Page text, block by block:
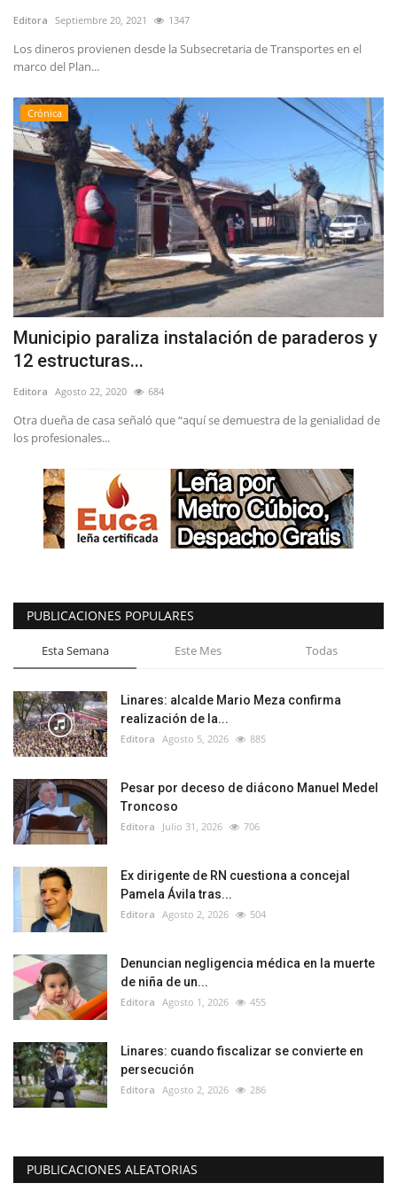
Editora Septiembre 20, 2021 1347
Los dineros provienen desde la Subsecretaria de Transportes en el
marco del Plan...
Crónica
Municipio paraliza instalación de paraderos y
12 estructuras...
Editora Agosto 22, 2020 684
Otra dueña de casa señaló que “aquí se demuestra de la genialidad de
los profesionales...
PUBLICACIONES POPULARES
Esta Semana Este Mes Todas
Linares: alcalde Mario Meza confirma
realización de la...
Editora Agosto 5, 2026 885
Pesar por deceso de diácono Manuel Medel
Troncoso
Editora Julio 31, 2026 706
Ex dirigente de RN cuestiona a concejal
Pamela Ávila tras...
Editora Agosto 2, 2026 504
Denuncian negligencia médica en la muerte
de niña de un...
Editora Agosto 1, 2026 455
Linares: cuando fiscalizar se convierte en
persecución
Editora Agosto 2, 2026 286
PUBLICACIONES ALEATORIAS